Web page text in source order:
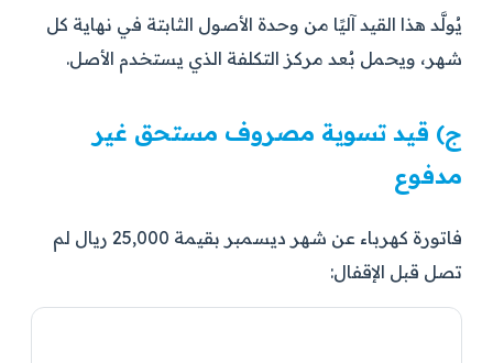
يُولَّد هذا القيد آليًا من وحدة الأصول الثابتة في نهاية كل
شهر، ويحمل بُعد مركز التكلفة الذي يستخدم الأصل.
ج) قيد تسوية مصروف مستحق غير
مدفوع
فاتورة كهرباء عن شهر ديسمبر بقيمة 25,000 ريال لم
تصل قبل الإقفال: